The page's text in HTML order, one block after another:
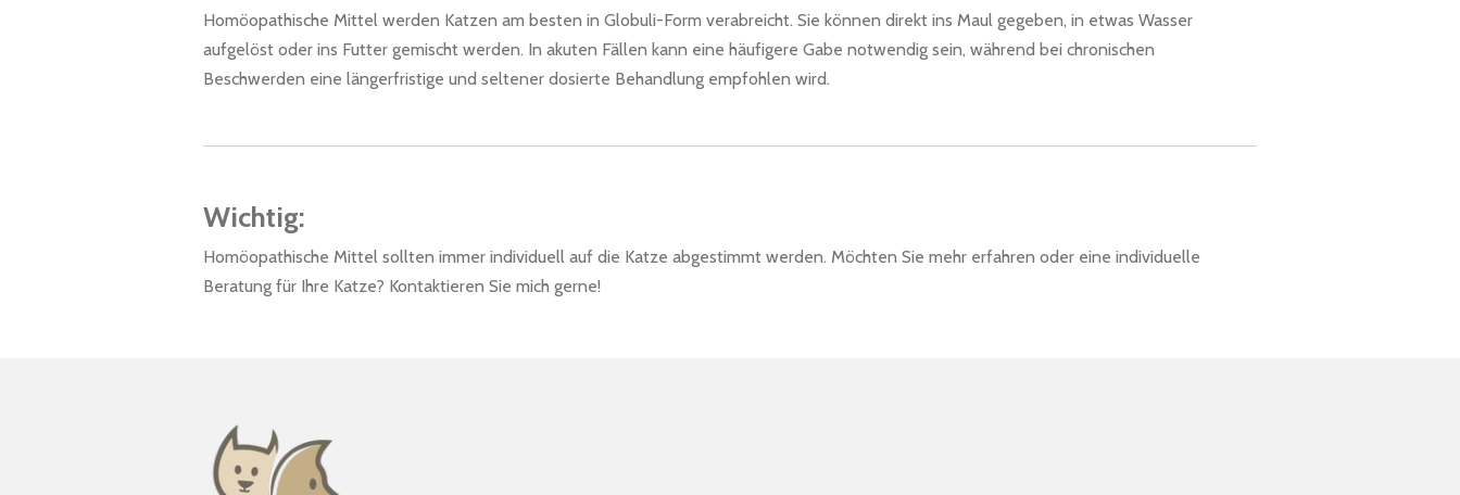
Homöopathische Mittel werden Katzen am besten in Globuli-Form verabreicht. Sie können direkt ins Maul gegeben, in etwas Wasser
aufgelöst oder ins Futter gemischt werden. In akuten Fällen kann eine häufigere Gabe notwendig sein, während bei chronischen
Beschwerden eine längerfristige und seltener dosierte Behandlung empfohlen wird.
Wichtig:
Homöopathische Mittel sollten immer individuell auf die Katze abgestimmt werden. Möchten Sie mehr erfahren oder eine individuelle
Beratung für Ihre Katze? Kontaktieren Sie mich gerne!